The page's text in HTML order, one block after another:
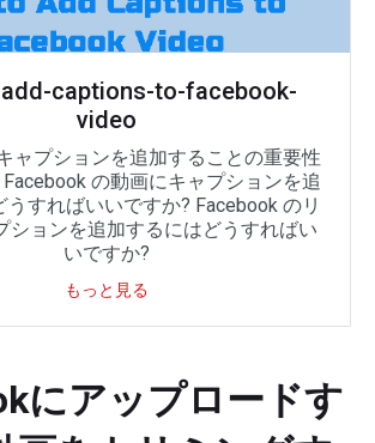
captions-to-facebook-
video
ャプションを追加することの重要性
の動画にキャプションを追
うすればいいですか? Facebook のリ
ションを追加するにはどうすればい
いですか?
もっと見る
にアップロードす